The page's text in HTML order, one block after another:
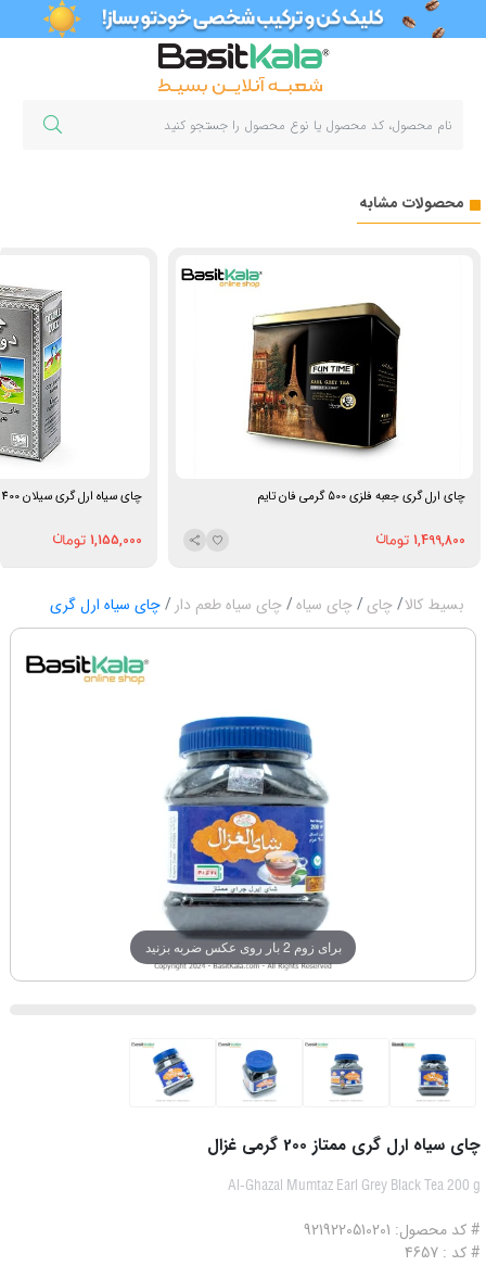
محصولات مشابه
چای ارل گری جعبه فلزی 500 گرمی فان تایم
1,499,800
چای سیاه ارل گری سیلان 400 گرمی دووقاز
1,155,000
بسیط کالا چای چای سیاه چای سیاه طعم دار چای سیاه ارل گری
برای زوم 2 بار روی عکس ضربه بزنید
چای سیاه ارل گری ممتاز 200 گرمی غزال
Al-Ghazal Mumtaz Earl Grey Black Tea 200 g
# کد محصول: 9219220510201
# کد : 4657